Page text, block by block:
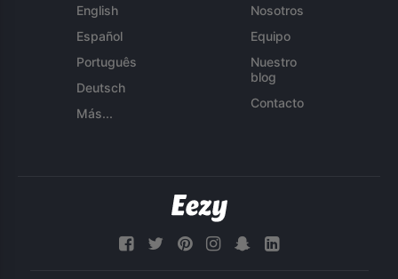
English
Español
Português
Deutsch
Más...
Nosotros
Equipo
Nuestro
blog
Contacto